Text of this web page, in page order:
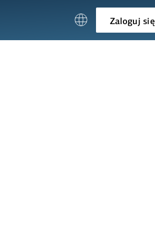
Zaloguj się